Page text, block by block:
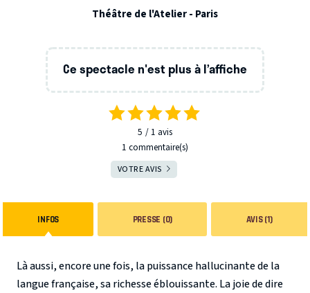
Théâtre de l'Atelier - Paris
Ce spectacle n'est plus à l’affiche
5 1 avis
1 commentaire(s)
VOTRE AVIS
INFOS PRESSE (0) AVIS (1)
Là aussi, encore une fois, la puissance hallucinante de la
langue française, sa richesse éblouissante. La joie de dire